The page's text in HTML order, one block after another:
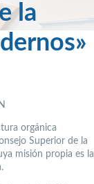
la
orgánica
Superior de la
misión propia es la